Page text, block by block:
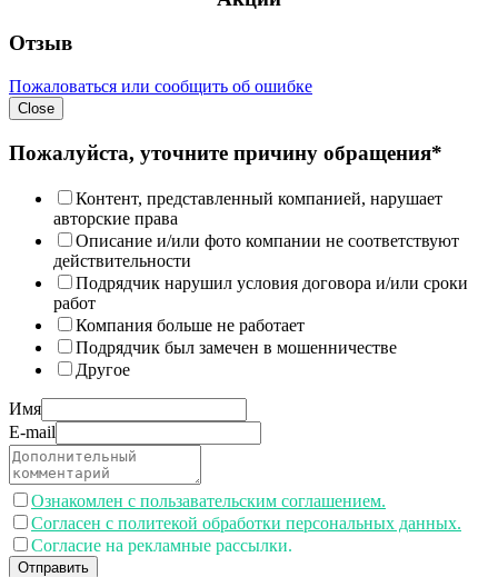
Отзыв
Пожаловаться или сообщить об ошибке
Close
Пожалуйста, уточните причину обращения*
Контент, представленный компанией, нарушает
авторские права
Описание и/или фото компании не соответствуют
действительности
Подрядчик нарушил условия договора и/или сроки
работ
Компания больше не работает
Подрядчик был замечен в мошенничестве
Другое
Имя
E-mail
Ознакомлен с пользавательским соглашением.
Согласен с политекой обработки персональных данных.
Согласие на рекламные рассылки.
Отправить